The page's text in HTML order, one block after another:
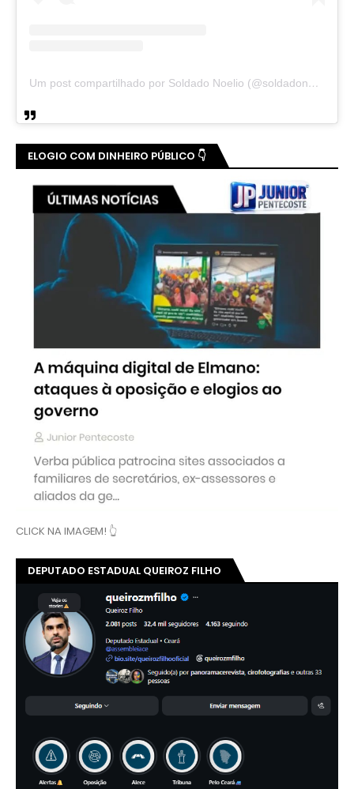
Um post compartilhado por Soldado Noelio (@soldadonoelio)
ELOGIO COM DINHEIRO PÚBLICO 👇
CLICK NA IMAGEM! 👆
DEPUTADO ESTADUAL QUEIROZ FILHO